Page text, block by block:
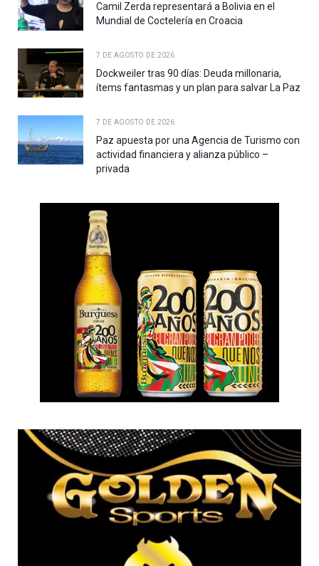
Camil Zerda representará a Bolivia en el
Mundial de Coctelería en Croacia
7 DE AGOSTO DE 2026
Dockweiler tras 90 días: Deuda millonaria,
ítems fantasmas y un plan para salvar La Paz
7 DE AGOSTO DE 2026
Paz apuesta por una Agencia de Turismo con
actividad financiera y alianza público –
privada